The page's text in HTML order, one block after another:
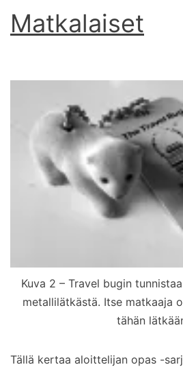
Matkalaiset
Kuva 2 – Travel bugin
metallilätkästä. Itse matkaaja
tähän
Tällä kertaa aloittelijan opas -